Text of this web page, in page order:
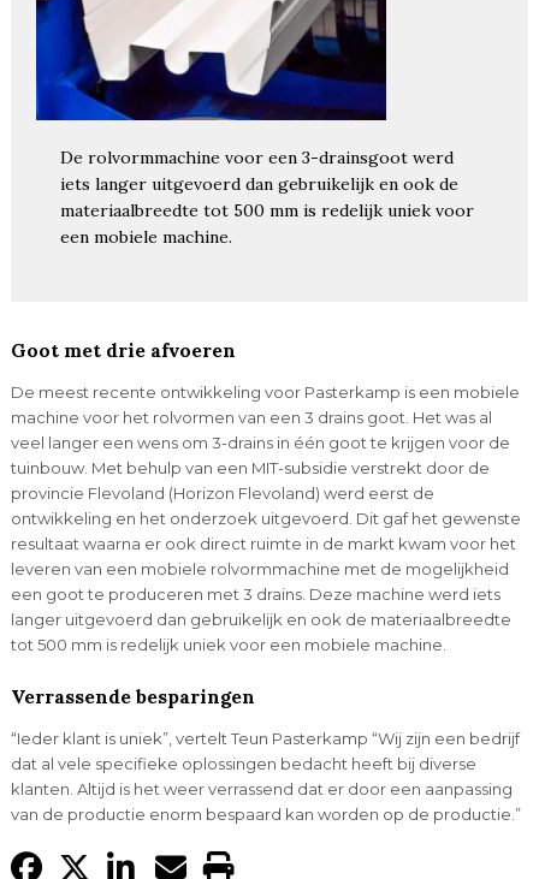
De rolvormmachine voor een 3-drainsgoot werd
iets langer uitgevoerd dan gebruikelijk en ook de
materiaalbreedte tot 500 mm is redelijk uniek voor
een mobiele machine.
Goot met drie afvoeren
De meest recente ontwikkeling voor Pasterkamp is een mobiele
machine voor het rolvormen van een 3 drains goot. Het was al
veel langer een wens om 3-drains in één goot te krijgen voor de
tuinbouw. Met behulp van een MIT-subsidie verstrekt door de
provincie Flevoland (Horizon Flevoland) werd eerst de
ontwikkeling en het onderzoek uitgevoerd. Dit gaf het gewenste
resultaat waarna er ook direct ruimte in de markt kwam voor het
leveren van een mobiele rolvormmachine met de mogelijkheid
een goot te produceren met 3 drains. Deze machine werd iets
langer uitgevoerd dan gebruikelijk en ook de materiaalbreedte
tot 500 mm is redelijk uniek voor een mobiele machine.
Verrassende besparingen
“Ieder klant is uniek”, vertelt Teun Pasterkamp “Wij zijn een bedrijf
dat al vele specifieke oplossingen bedacht heeft bij diverse
klanten. Altijd is het weer verrassend dat er door een aanpassing
van de productie enorm bespaard kan worden op de productie.”